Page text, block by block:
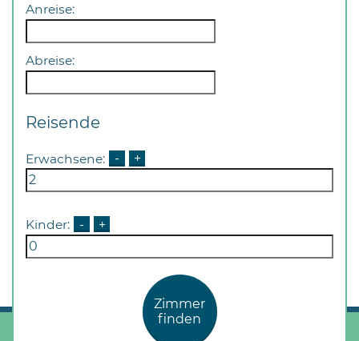
Anreise:
Abreise:
Reisende
Erwachsene: - +
Kinder: - +
Zimmer
finden